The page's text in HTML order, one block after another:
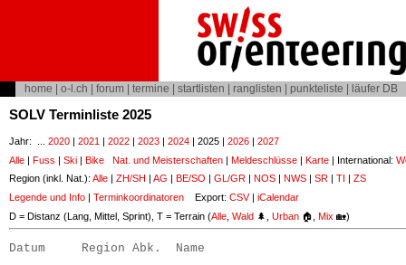
home o-l.ch forum termine startlisten ranglisten punkteliste läufer DB
SOLV Terminliste 2025
Jahr: ... 2020 | 2021 | 2022 | 2023 | 2024 | 2025 | 2026 | 2027
Alle | Fuss | Ski | Bike Nat. und Meisterschaften | Meldeschlüsse | Karte | International:
Region (inkl. Nat.): Alle ZH/SH AG BE/SO GL/GR NOS NWS SR TI
ZS
Legende und Info | Terminkoordinatoren Export: CSV| iCalendar
D = Distanz (Lang, Mittel, Sprint), T = Terrain (Alle Wald 🌲, Urban 🏠, Mix 🏡)
Datum     Region Abk.  Name